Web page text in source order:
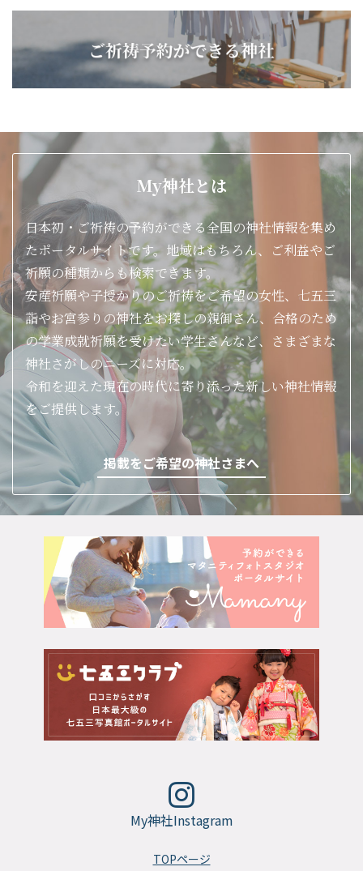
My神社とは
日本初・ご祈祷の予約ができる全国の神社情報を集め
たポータルサイトです。地域はもちろん、ご利益やご
祈願の種類からも検索できます。
安産祈願や子授かりのご祈祷をご希望の女性、七五三
詣やお宮参りの神社をお探しの親御さん、合格のため
の学業成就祈願を受けたい学生さんなど、さまざまな
神社さがしのニーズに対応。
令和を迎えた現在の時代に寄り添った新しい神社情報
をご提供します。
掲載をご希望の神社さまへ
My神社Instagram
TOPページ